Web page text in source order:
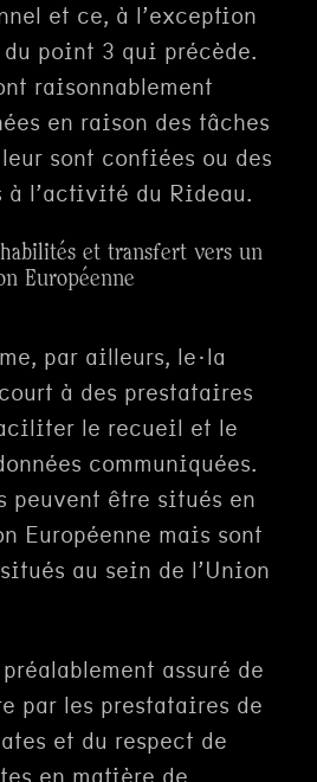
et ce, à l’exception
point 3 qui précède.
raisonnablement
en raison des tâches
sont confiées ou des
à l’activité du Rideau.
et transfert vers un
Européenne
par ailleurs, le·la
à des prestataires
le recueil et le
communiquées.
peuvent être situés en
Européenne mais sont
au sein de l’Union
assuré de
par les prestataires de
et du respect de